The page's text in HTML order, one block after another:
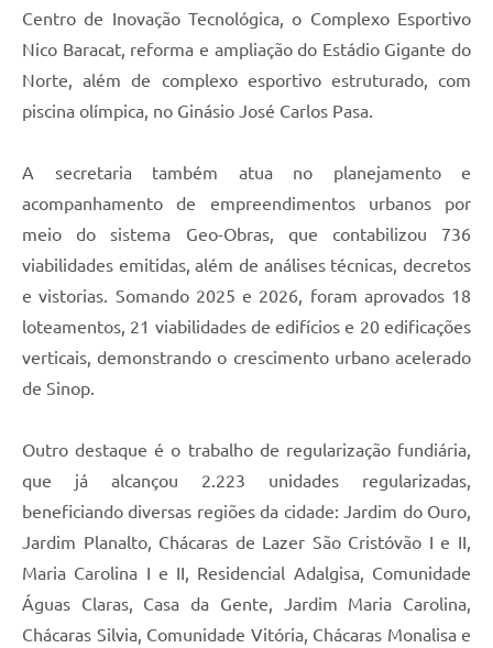
Centro de Inovação Tecnológica, o Complexo Esportivo
Nico Baracat, reforma e ampliação do Estádio Gigante do
Norte, além de complexo esportivo estruturado, com
piscina olímpica, no Ginásio José Carlos Pasa.
A secretaria também atua no planejamento e
acompanhamento de empreendimentos urbanos por
meio do sistema Geo-Obras, que contabilizou 736
viabilidades emitidas, além de análises técnicas, decretos
e vistorias. Somando 2025 e 2026, foram aprovados 18
loteamentos, 21 viabilidades de edifícios e 20 edificações
verticais, demonstrando o crescimento urbano acelerado
de Sinop.
Outro destaque é o trabalho de regularização fundiária,
que já alcançou 2.223 unidades regularizadas,
beneficiando diversas regiões da cidade: Jardim do Ouro,
Jardim Planalto, Chácaras de Lazer São Cristóvão I e II,
Maria Carolina I e II, Residencial Adalgisa, Comunidade
Águas Claras, Casa da Gente, Jardim Maria Carolina,
Chácaras Silvia, Comunidade Vitória, Chácaras Monalisa e